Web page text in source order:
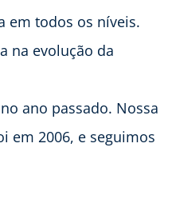
em todos os níveis.
na evolução da
ano passado. Nossa
em 2006, e seguimos